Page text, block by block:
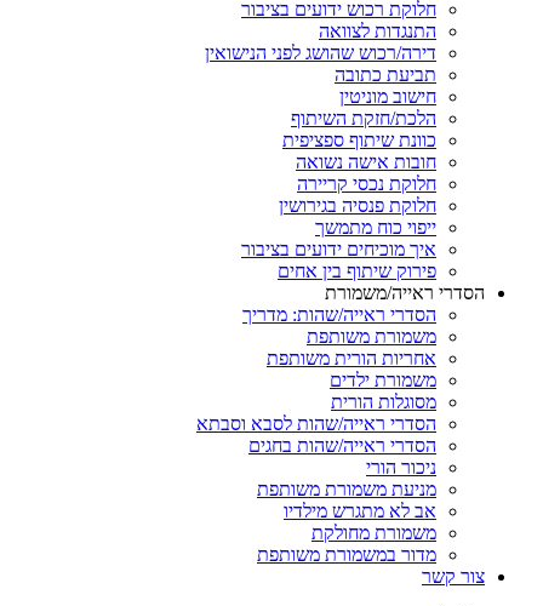
חלוקת רכוש ידועים בציבור
התנגדות לצוואה
דירה/רכוש שהושג לפני הנישואין
תביעת כתובה
חישוב מוניטין
הלכת/חזקת השיתוף
כוונת שיתוף ספציפית
חובות אישה נשואה
חלוקת נכסי קריירה
חלוקת פנסיה בגירושין
ייפוי כוח מתמשך
איך מוכיחים ידועים בציבור
פירוק שיתוף בין אחים
ראייה/משמורת
הסדרי ראייה/שהות: מדריך
משמורת משותפת
אחריות הורית משותפת
משמורת ילדים
מסוגלות הורית
הסדרי ראייה/שהות לסבא וסבתא
הסדרי ראייה/שהות בחגים
ניכור הורי
מניעת משמורת משותפת
אב לא מתגרש מילדיו
משמורת מחולקת
מדור במשמורת משותפת